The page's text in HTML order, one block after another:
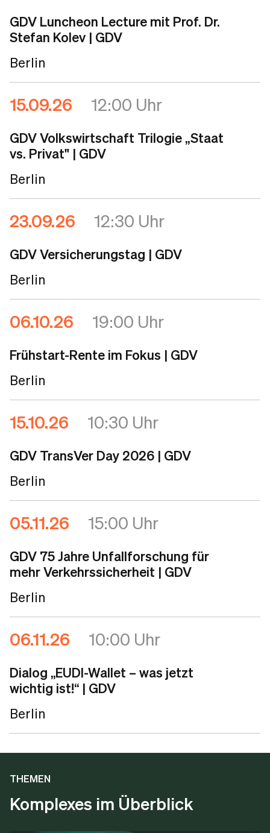
GDV Luncheon Lecture mit Prof. Dr.
Stefan Kolev | GDV
Berlin
15.09.26 12:00 Uhr
GDV Volkswirtschaft Trilogie „Staat
vs. Privat" | GDV
Berlin
23.09.26 12:30 Uhr
GDV Versicherungstag | GDV
Berlin
06.10.26 19:00 Uhr
Frühstart-Rente im Fokus | GDV
Berlin
15.10.26 10:30 Uhr
GDV TransVer Day 2026 | GDV
Berlin
05.11.26 15:00 Uhr
GDV 75 Jahre Unfallforschung für
mehr Verkehrssicherheit | GDV
Berlin
06.11.26 10:00 Uhr
Dialog „EUDI-Wallet – was jetzt
wichtig ist!“ | GDV
Berlin
THEMEN
Komplexes im Überblick